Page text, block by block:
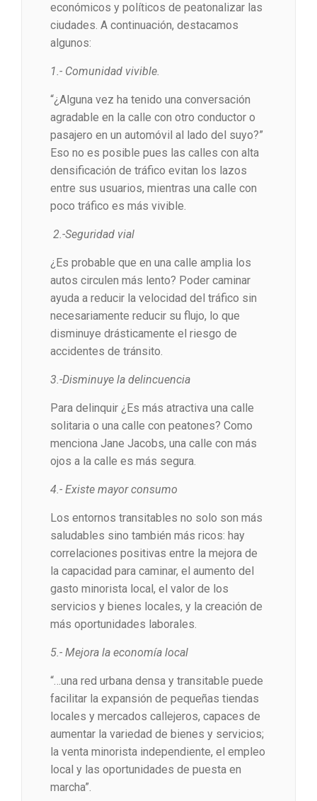
económicos y políticos de peatonalizar las
ciudades. A continuación, destacamos
algunos:
1.- Comunidad vivible.
“¿Alguna vez ha tenido una conversación
agradable en la calle con otro conductor o
pasajero en un automóvil al lado del suyo?”
Eso no es posible pues las calles con alta
densificación de tráfico evitan los lazos
entre sus usuarios, mientras una calle con
poco tráfico es más vivible.
2.-Seguridad vial
¿Es probable que en una calle amplia los
autos circulen más lento? Poder caminar
ayuda a reducir la velocidad del tráfico sin
necesariamente reducir su flujo, lo que
disminuye drásticamente el riesgo de
accidentes de tránsito.
3.-Disminuye la delincuencia
Para delinquir ¿Es más atractiva una calle
solitaria o una calle con peatones? Como
menciona Jane Jacobs, una calle con más
ojos a la calle es más segura.
4.- Existe mayor consumo
Los entornos transitables no solo son más
saludables sino también más ricos: hay
correlaciones positivas entre la mejora de
la capacidad para caminar, el aumento del
gasto minorista local, el valor de los
servicios y bienes locales, y la creación de
más oportunidades laborales.
5.- Mejora la economía local
“…una red urbana densa y transitable puede
facilitar la expansión de pequeñas tiendas
locales y mercados callejeros, capaces de
aumentar la variedad de bienes y servicios;
la venta minorista independiente, el empleo
local y las oportunidades de puesta en
marcha”.